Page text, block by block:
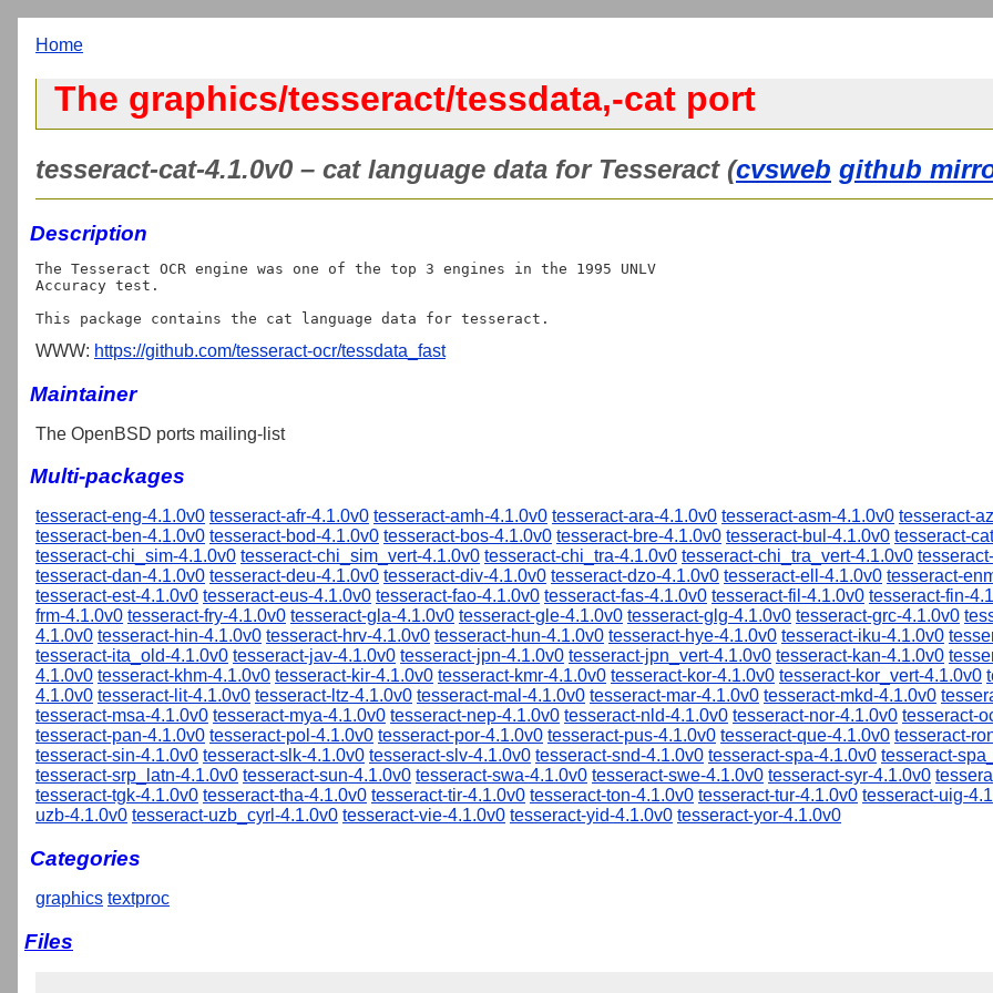
Home
The graphics/tesseract/tessdata,-cat port
tesseract-cat-4.1.0v0 – cat language data for Tesseract (cvsweb github
Description
The Tesseract OCR engine was one of the top 3 engines in the 1995 UNLV
Accuracy test.
WWW: https://github.com/tesseract-ocr/tessdata_fast
Maintainer
The OpenBSD ports mailing-list
Multi-packages
tesseract-eng-4.1.0v0 tesseract-afr-4.1.0v0 tesseract-amh-4.1.0v0 tesseract-ara-4.1.0v0 tesseract-asm-4.1.0v0 tesseract-
tesseract-ben-4.1.0v0 tesseract-bod-4.1.0v0 tesseract-bos-4.1.0v0 tesseract-bre-4.1.0v0 tesseract-bul-4.1.0v0 tesseract-
tesseract-chi_sim-4.1.0v0 tesseract-chi_sim_vert-4.1.0v0 tesseract-chi_tra-4.1.0v0 tesseract-chi_tra_vert-4.1.0v0
tesseract-dan-4.1.0v0 tesseract-deu-4.1.0v0 tesseract-div-4.1.0v0 tesseract-dzo-4.1.0v0 tesseract-ell-4.1.0v0 tesseract-
tesseract-est-4.1.0v0 tesseract-eus-4.1.0v0 tesseract-fao-4.1.0v0 tesseract-fas-4.1.0v0 tesseract-fil-4.1.0v0 tesseract-fin-
frm-4.1.0v0 tesseract-fry-4.1.0v0 tesseract-gla-4.1.0v0 tesseract-gle-4.1.0v0 tesseract-glg-4.1.0v0 tesseract-grc-4.1.0v0
4.1.0v0 tesseract-hin-4.1.0v0 tesseract-hrv-4.1.0v0 tesseract-hun-4.1.0v0 tesseract-hye-4.1.0v0 tesseract-iku-4.1.0v0
tesseract-ita_old-4.1.0v0 tesseract-jav-4.1.0v0 tesseract-jpn-4.1.0v0 tesseract-jpn_vert-4.1.0v0 tesseract-kan-4.1.0v0
4.1.0v0 tesseract-khm-4.1.0v0 tesseract-kir-4.1.0v0 tesseract-kmr-4.1.0v0 tesseract-kor-4.1.0v0 tesseract-kor_vert-4.1.0v0
4.1.0v0 tesseract-lit-4.1.0v0 tesseract-ltz-4.1.0v0 tesseract-mal-4.1.0v0 tesseract-mar-4.1.0v0 tesseract-mkd-4.1.0v0
tesseract-msa-4.1.0v0 tesseract-mya-4.1.0v0 tesseract-nep-4.1.0v0 tesseract-nld-4.1.0v0 tesseract-nor-4.1.0v0 tesseract-
tesseract-pan-4.1.0v0 tesseract-pol-4.1.0v0 tesseract-por-4.1.0v0 tesseract-pus-4.1.0v0 tesseract-que-4.1.0v0 tesseract-
tesseract-sin-4.1.0v0 tesseract-slk-4.1.0v0 tesseract-slv-4.1.0v0 tesseract-snd-4.1.0v0 tesseract-spa-4.1.0v0 tesseract-
tesseract-srp_latn-4.1.0v0 tesseract-sun-4.1.0v0 tesseract-swa-4.1.0v0 tesseract-swe-4.1.0v0 tesseract-syr-4.1.0v0
tesseract-tgk-4.1.0v0 tesseract-tha-4.1.0v0 tesseract-tir-4.1.0v0 tesseract-ton-4.1.0v0 tesseract-tur-4.1.0v0 tesseract-uig-
uzb-4.1.0v0 tesseract-uzb_cyrl-4.1.0v0 tesseract-vie-4.1.0v0 tesseract-yid-4.1.0v0 tesseract-yor-4.1.0v0
Categories
graphics textproc
Files